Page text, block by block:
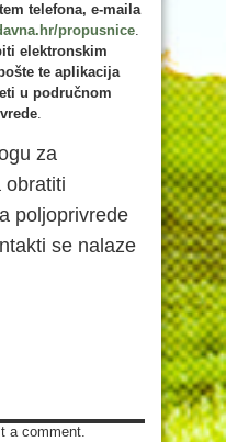
telefona, e-maila
propusnice.
elektronskim
te aplikacija
u područnom
.
za
obratiti
poljoprivrede
se nalaze
a comment.